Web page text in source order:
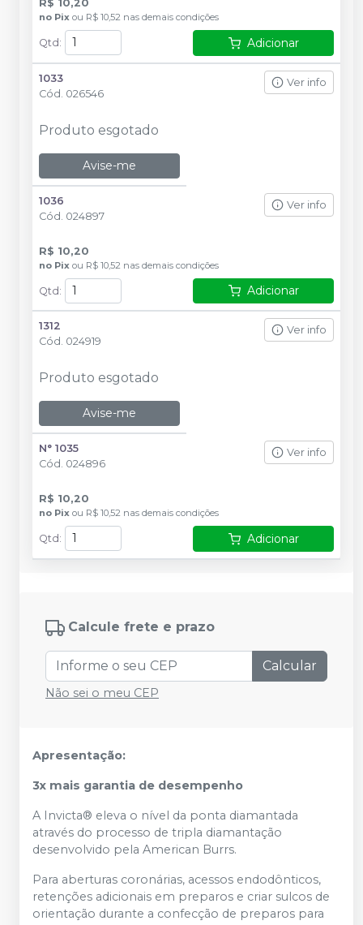
R$ 10,20
no Pix ou R$ 10,52 nas demais condições
Qtd : Adicionar
1033
Cód. 026546
Ver info
Produto esgotado
Avise-me
1036
Cód. 024897
Ver info
R$ 10,20
no Pix ou R$ 10,52 nas demais condições
Qtd: Adicionar
1312
Cód. 024919
Ver info
Produto esgotado
Avise-me
N° 1035
Cód. 024896
Ver info
R$ 10,20
no Pix ou R$ 10,52 nas demais condições
Qtd : Adicionar
Calcule frete e prazo
Calcular
Não sei o meu CEP
Apresentação:
3x mais garantia de desempenho
A Invicta® eleva o nível da ponta diamantada
através do processo de tripla diamantação
desenvolvido pela American Burrs.
Para aberturas coronárias, acessos endodônticos,
retenções adicionais em preparos e criar sulcos de
orientação durante a confecção de preparos para